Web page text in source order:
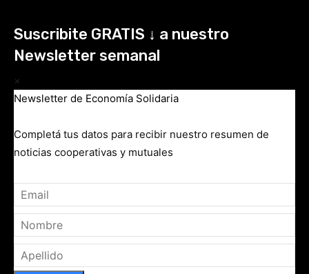
Suscribite GRATIS ↓ a nuestro
Newsletter semanal
×
Newsletter de Economía Solidaria
Completá tus datos para recibir nuestro resumen de
noticias cooperativas y mutuales